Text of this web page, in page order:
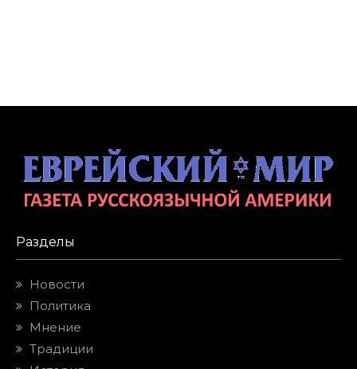
Разделы
Новости
Политика
Мнение
Традиции